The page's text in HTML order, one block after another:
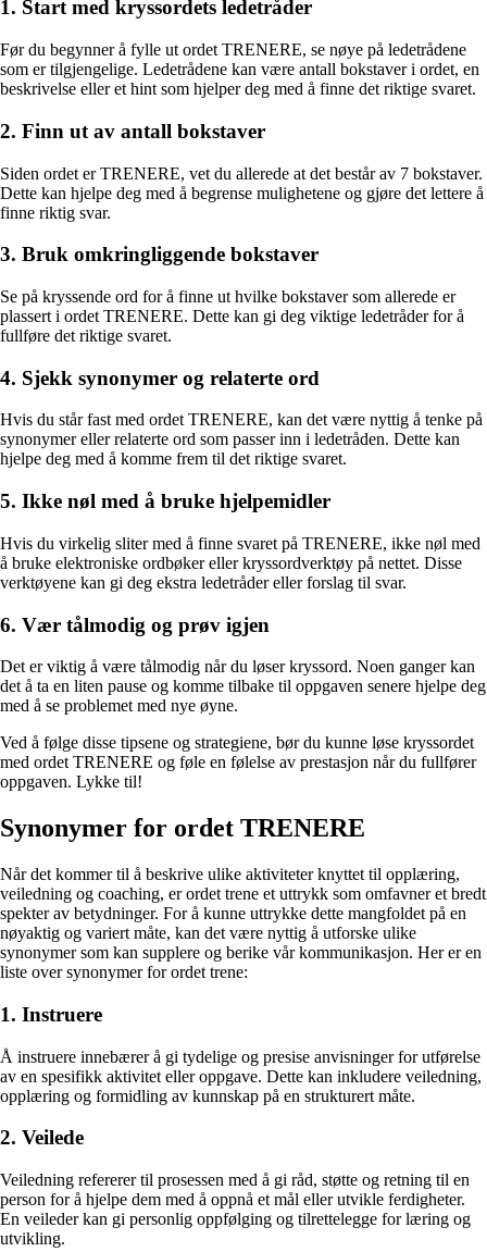
1. Start med kryssordets ledetråder
Før du begynner å fylle ut ordet TRENERE, se nøye på ledetrådene
som er tilgjengelige. Ledetrådene kan være antall bokstaver i ordet, en
beskrivelse eller et hint som hjelper deg med å finne det riktige svaret.
2. Finn ut av antall bokstaver
Siden ordet er TRENERE, vet du allerede at det består av 7 bokstaver.
Dette kan hjelpe deg med å begrense mulighetene og gjøre det lettere å
finne riktig svar.
3. Bruk omkringliggende bokstaver
Se på kryssende ord for å finne ut hvilke bokstaver som allerede er
plassert i ordet TRENERE. Dette kan gi deg viktige ledetråder for å
fullføre det riktige svaret.
4. Sjekk synonymer og relaterte ord
Hvis du står fast med ordet TRENERE, kan det være nyttig å tenke på
synonymer eller relaterte ord som passer inn i ledetråden. Dette kan
hjelpe deg med å komme frem til det riktige svaret.
5. Ikke nøl med å bruke hjelpemidler
Hvis du virkelig sliter med å finne svaret på TRENERE, ikke nøl med
å bruke elektroniske ordbøker eller kryssordverktøy på nettet. Disse
verktøyene kan gi deg ekstra ledetråder eller forslag til svar.
6. Vær tålmodig og prøv igjen
Det er viktig å være tålmodig når du løser kryssord. Noen ganger kan
det å ta en liten pause og komme tilbake til oppgaven senere hjelpe deg
med å se problemet med nye øyne.
Ved å følge disse tipsene og strategiene, bør du kunne løse kryssordet
med ordet TRENERE og føle en følelse av prestasjon når du fullfører
oppgaven. Lykke til!
Synonymer for ordet TRENERE
Når det kommer til å beskrive ulike aktiviteter knyttet til opplæring,
veiledning og coaching, er ordet trene et uttrykk som omfavner et bredt
spekter av betydninger. For å kunne uttrykke dette mangfoldet på en
nøyaktig og variert måte, kan det være nyttig å utforske ulike
synonymer som kan supplere og berike vår kommunikasjon. Her er en
liste over synonymer for ordet trene:
1. Instruere
Å instruere innebærer å gi tydelige og presise anvisninger for utførelse
av en spesifikk aktivitet eller oppgave. Dette kan inkludere veiledning,
opplæring og formidling av kunnskap på en strukturert måte.
2. Veilede
Veiledning refererer til prosessen med å gi råd, støtte og retning til en
person for å hjelpe dem med å oppnå et mål eller utvikle ferdigheter.
En veileder kan gi personlig oppfølging og tilrettelegge for læring og
utvikling.